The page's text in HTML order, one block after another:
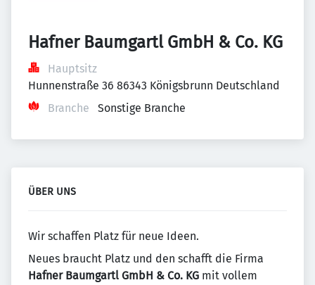
Hafner Baumgartl GmbH & Co. KG
Hauptsitz
Hunnenstraße 36 86343 Königsbrunn Deutschland
Branche
Sonstige Branche
ÜBER UNS
Wir schaffen Platz für neue Ideen.
Neues braucht Platz und den schafft die Firma
Hafner Baumgartl GmbH & Co. KG mit vollem